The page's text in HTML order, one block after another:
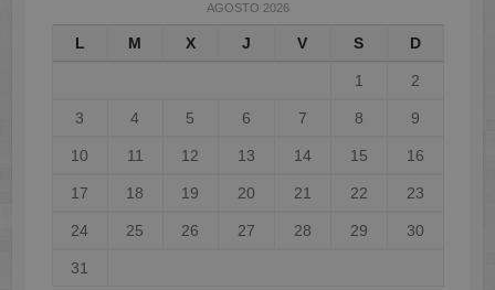
AGOSTO 2026
L M X J V S D
1 2
3 4 5 6 7 8 9
10 11 12 13 14 15 16
17 18 19 20 21 22 23
24 25 26 27 28 29 30
31